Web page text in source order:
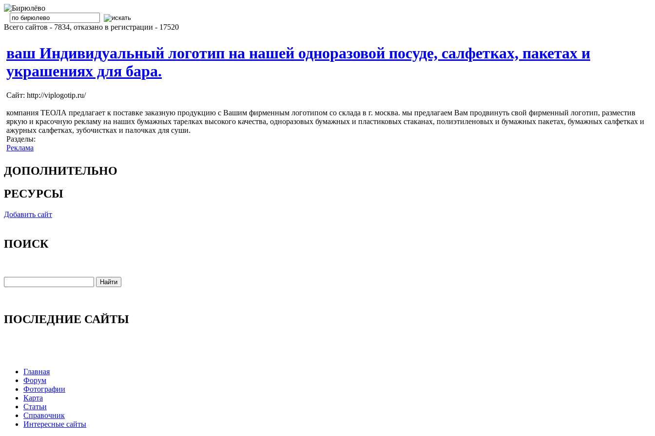
Всего сайтов - 7834, отказано в регистрации - 17520
ваш Индивидуальный логотип на нашей одноразовой посуде, салфетках, пакетах и
украшениях для бара.
Сайт: http://viplogotip.ru/
компания ТЕОЛА предлагает к поставке заказную продукцию c Вашим фирменным логотипом со склада в г. москва. мы предлагаем Вам продвинуть свой фирменный логотип, разместив
яркую и красочную рекламу на наших бумажных тарелках высокого качества, одноразовых бумажных и пластиковых стаканах, полиэтиленовых и бумажных пакетах, бумажных салфетках и
ажурных салфетках, зубочистках и палочках для суши.
Разделы:
Реклама
ДОПОЛНИТЕЛЬНО
РЕСУРСЫ
Добавить сайт
ПОИСК
ПОСЛЕДНИЕ САЙТЫ
Главная
Форум
Фотографии
Карта
Статьи
Справочник
Интересные сайты